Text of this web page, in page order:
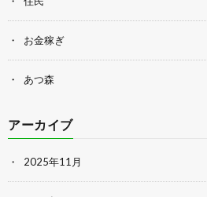
お金稼ぎ
あつ森
アーカイブ
2025年11月